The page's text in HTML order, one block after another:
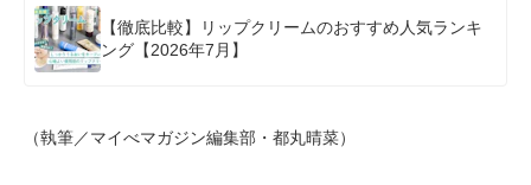
【徹底比較】リップクリームのおすすめ人気ランキ
ング【2026年7月】
（執筆／マイべマガジン編集部・都丸晴菜）